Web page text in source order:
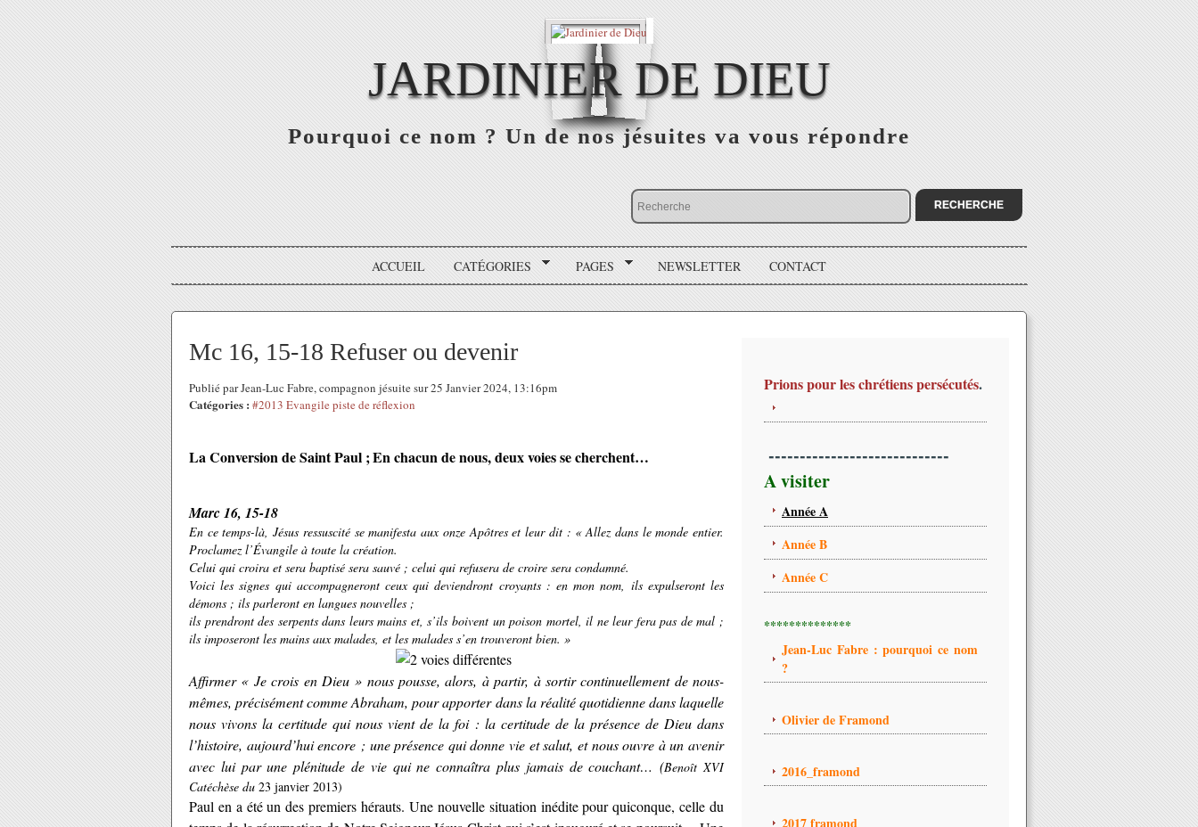
JARDINIER DE DIEU
Pourquoi ce nom ? Un de nos jésuites va vous répondre
ACCUEIL CATÉGORIES PAGES NEWSLETTER CONTACT
Mc 16, 15-18 Refuser ou devenir
Publié par Jean-Luc Fabre, compagnon jésuite sur 25 Janvier 2024, 13:16pm
Catégories : #2013 Evangile piste de réflexion
La Conversion de Saint Paul ;En chacun de nous, deux voies se cherchent…
Marc 16, 15-18
En ce temps-là, Jésus ressuscité se manifesta aux onze Apôtres et leur dit : « Allez dans le monde entier.
Proclamez l’Évangile à toute la création.
Celui qui croira et sera baptisé sera sauvé ; celui qui refusera de croire sera condamné.
Voici les signes qui accompagneront ceux qui deviendront croyants : en mon nom, ils expulseront les
démons ; ils parleront en langues nouvelles ;
ils prendront des serpents dans leurs mains et, s’ils boivent un poison mortel, il ne leur fera pas de mal ;
ils imposeront les mains aux malades, et les malades s’en trouveront bien. »
Affirmer « Je crois en Dieu » nous pousse, alors, à partir, à sortir continuellement de nous-
mêmes, précisément comme Abraham, pour apporter dans la réalité quotidienne dans laquelle
nous vivons la certitude qui nous vient de la foi : la certitude de la présence de Dieu dans
l’histoire, aujourd’hui encore ; une présence qui donne vie et salut, et nous ouvre à un avenir
avec lui par une plénitude de vie qui ne connaîtra plus jamais de couchant… (Benoît XVI
Catéchèse du 23 janvier 2013)
Paul en a été un des premiers hérauts. Une nouvelle situation inédite pour quiconque, celle du
Prions pour les chrétiens persécutés.
-----------------------------
A visiter
Année A
Année B
Année C
**************
Jean-Luc Fabre : pourquoi ce nom
?
Olivier de Framond
2016_framond
2017 framond